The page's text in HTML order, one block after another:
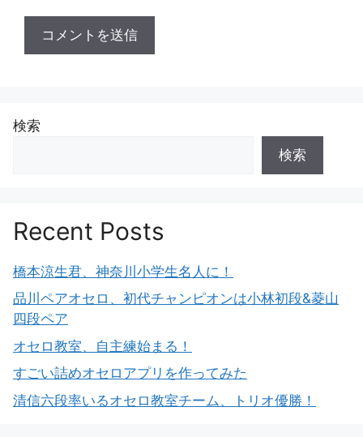
検索
検索
Recent Posts
橋本涼生君、神奈川小学生名人に！
品川ペアオセロ、初代チャンピオンは小林初段&菱山
四段ペア
オセロ教室、自主練始まる！
すごい詰めオセロアプリを作ってみた
清信六段率いるオセロ教室チーム、トリオ優勝！